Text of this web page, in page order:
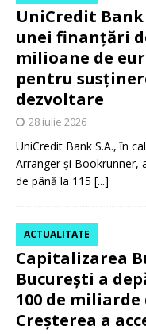
UniCredit
unei finanțări
milioane de
pentru
dezvoltare
28 iulie 2026
UniCredit Bank S.A., în
Arranger și Bookrunner,
de până la 115 [...]
Capitalizarea
București a
100 de
Creșterea a
ACTUALITATE